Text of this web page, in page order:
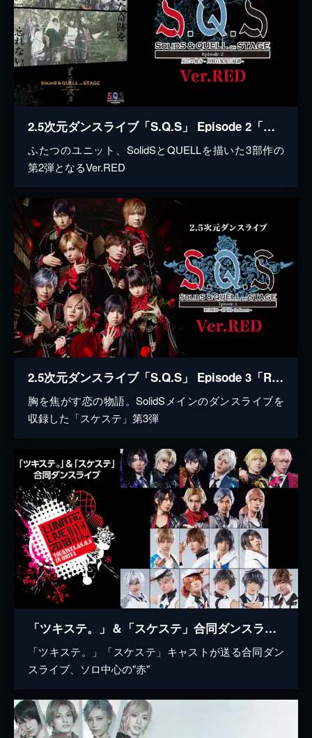
2.5次元ダンスライブ「S.Q.S」 Episode 2「星芒の彼方-月野百鬼夜行綺譚-」 Ver. RED
ふたつのユニット、SolidSとQUELLを描いた3部作の
第2弾となるVer.RED
2.5次元ダンスライブ「S.Q.S」 Episode 3「ROMEO - in the darkness -」Ver.RED
胸を焦がす恋の物語。SolidSメインのダンスライブを
収録した「スケステ」第3弾
「ツキステ。」＆「スケステ」合同ダンスライブ 『LUNATIC LIVE 2018』ver RED
「ツキステ。」「スケステ」キャストが送る合同ダン
スライブ、ソロ中心の"赤"